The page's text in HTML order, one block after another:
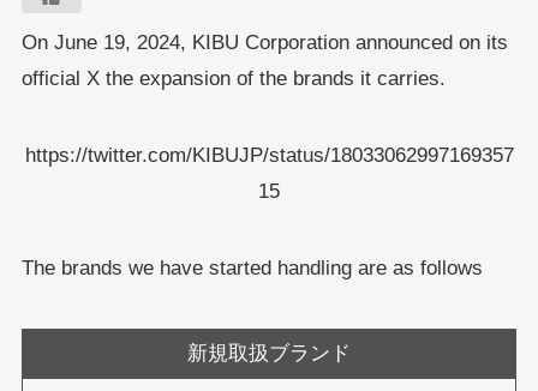
On June 19, 2024, KIBU Corporation announced on its
official X the expansion of the brands it carries.
https://twitter.com/KIBUJP/status/18033062997169357
15
The brands we have started handling are as follows
新規取扱ブランド